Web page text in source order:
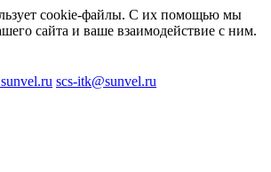
cookie-файлы. С их помощью мы
сайта и ваше взаимодействие с ним.
scs-itk@sunvel.ru